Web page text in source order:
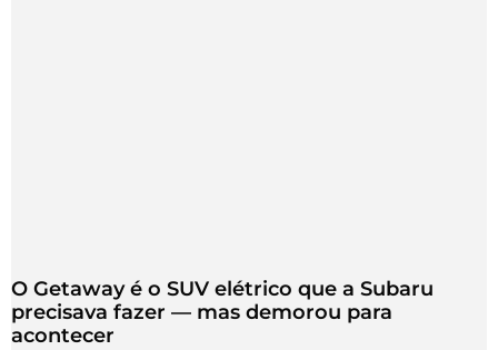
O Getaway é o SUV elétrico que a Subaru
precisava fazer — mas demorou para
acontecer